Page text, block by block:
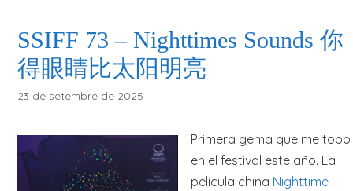
SSIFF 73 – Nighttimes Sounds 你
得眼睛比太阳明亮
23 de setembre de 2025
Primera gema que me topo
en el festival este año. La
película china Nighttime